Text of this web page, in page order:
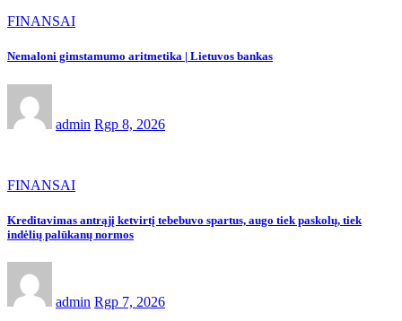
FINANSAI
Nemaloni gimstamumo aritmetika | Lietuvos bankas
admin Rgp 8, 2026
FINANSAI
Kreditavimas antrąjį ketvirtį tebebuvo spartus, augo tiek paskolų, tiek
indėlių palūkanų normos
admin Rgp 7, 2026